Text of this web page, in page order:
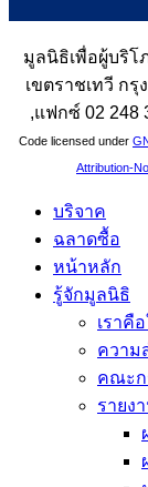
มูลนิธิเพื่อผู้บริ
เขตราชเทวี กรุ
,แฟกซ์ 02 248
Code licensed under
Attribution-
บริจาค
ฉลาดซื้อ
หน้าหลัก
รู้จักมูลนิธิ
เราคื
ความ
คณะก
รายง